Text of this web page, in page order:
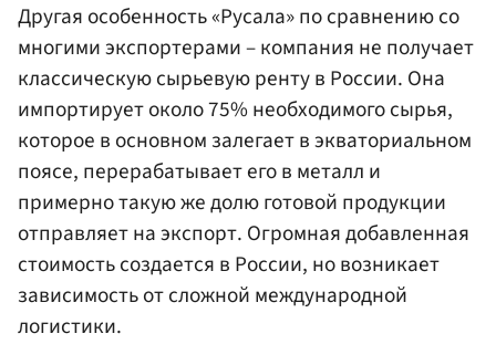
Другая особенность «Русала» по сравнению со
многими экспортерами – компания не получает
классическую сырьевую ренту в России. Она
импортирует около 75% необходимого сырья,
которое в основном залегает в экваториальном
поясе, перерабатывает его в металл и
примерно такую же долю готовой продукции
отправляет на экспорт. Огромная добавленная
стоимость создается в России, но возникает
зависимость от сложной международной
логистики.